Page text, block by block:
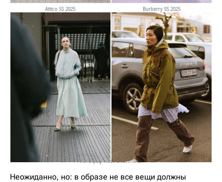
Attico SS 2025 Burberry SS 2025
Фотограф Noor-u-Nisa Khan
Неожиданно, но: в образе не все вещи должны